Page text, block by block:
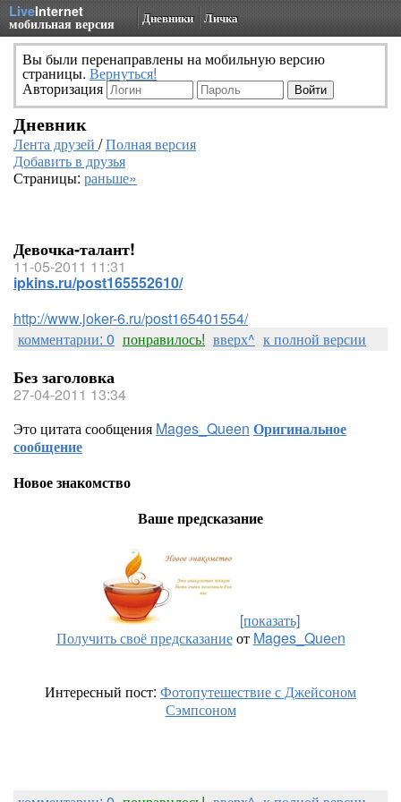
LiveInternet
мобильная версия Дневники Личка
Вы были перенаправлены на мобильную версию
страницы. Вернуться!
Авторизация
Дневник
Лента друзей /Полная версия
Добавить в друзья
Страницы: раньше»
Девочка-талант!
11-05-2011 11:31
ipkins.ru/post165552610/
http://www.joker-6.ru/post165401554/
комментарии: 0 понравилось! вверх^ к полной версии
Без заголовка
27-04-2011 13:34
Это цитата сообщения Mages_Queen Оригинальное
сообщение
Новое знакомство
Ваше предсказание
[показать]
Получить своё предсказаниеот Mages_Queеn
Интересный пост: Фотопутешествие с Джейсоном
Сэмпсоном